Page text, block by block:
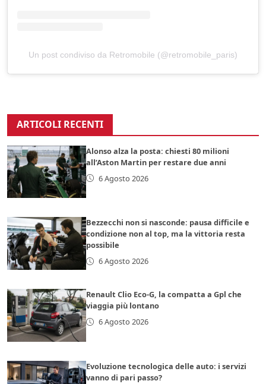
Un post condiviso da Retromobile (@retromobile_paris)
ARTICOLI RECENTI
Alonso alza la posta: chiesti 80 milioni
all’Aston Martin per restare due anni
6 Agosto 2026
Bezzecchi non si nasconde: pausa difficile e
condizione non al top, ma la vittoria resta
possibile
6 Agosto 2026
Renault Clio Eco-G, la compatta a Gpl che
viaggia più lontano
6 Agosto 2026
Evoluzione tecnologica delle auto: i servizi
vanno di pari passo?